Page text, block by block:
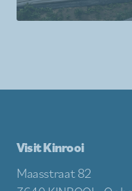
Visit Kinrooi
Maasstraat 82